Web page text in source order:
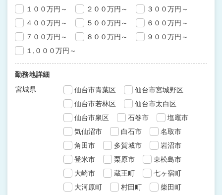
１００万円～ ２００万円～
３００万円～
４００万円～
５００万円～
６００万円～
７００万円～
８００万円～
９００万円～
１,０００万円～
勤務地詳細
宮城県
仙台市青葉区
仙台市宮城野区
仙台市若林区
仙台市太白区
仙台市泉区
石巻市
塩竈市
気仙沼市
白石市
名取市
角田市
多賀城市
岩沼市
登米市
栗原市
東松島市
大崎市
蔵王町
七ヶ宿町
大河原町
村田町
柴田町